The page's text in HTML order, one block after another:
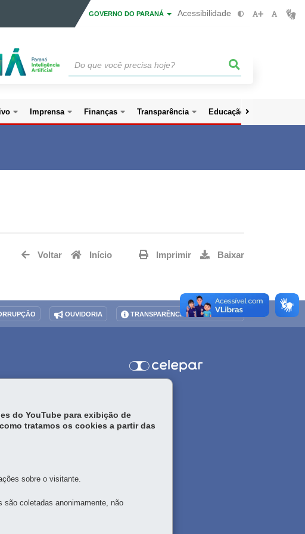
GOVERNO DO PARANÁ Acessibilidade
Imprensa Finanças Transparência Educação Preventiva
Voltar Início Imprimir Baixar
OUVIDORIA TRANSPARÊNCIA INSTITUCIONAL
do YouTube para exibição de
tratamos os cookies a partir das
sobre o visitante.
coletadas anonimamente, não